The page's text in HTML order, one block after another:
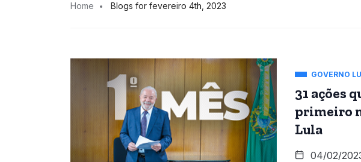
Home Blogs for fevereiro 4th, 2023
GOVERNO
31 ações
primeiro
Lula
04/02/